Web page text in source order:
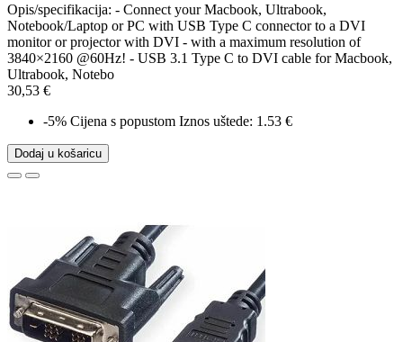
Opis/specifikacija: - Connect your Macbook, Ultrabook,
Notebook/Laptop or PC with USB Type C connector to a DVI
monitor or projector with DVI - with a maximum resolution of
3840×2160 @60Hz! - USB 3.1 Type C to DVI cable for Macbook,
Ultrabook, Notebo
30,53 €
-5% Cijena s popustom Iznos uštede: 1.53 €
Dodaj u košaricu